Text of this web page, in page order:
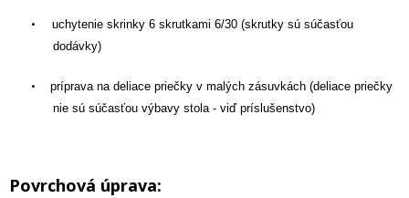
•
uchytenie skrinky 6 skrutkami 6/30 (skrutky sú súčasťou
dodávky)
•
príprava na deliace priečky v malých zásuvkách (deliace priečky
nie sú súčasťou výbavy stola - viď príslušenstvo)
Povrchová úprava: